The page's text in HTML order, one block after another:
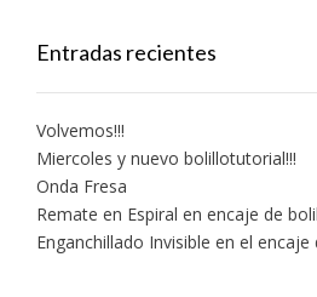
Entradas recientes
Volvemos!!!
Miercoles y nuevo bolillotutorial!!!
Onda Fresa
Remate en Espiral en encaje de
Enganchillado Invisible en el encaje